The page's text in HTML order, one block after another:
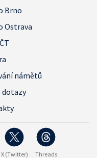
Brno
Ostrava
námětů
dotazy
X (Twitter) Threads